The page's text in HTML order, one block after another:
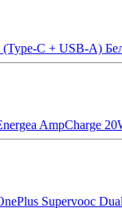
(Type-C + USB-A)
AmpCharge
Supervooc